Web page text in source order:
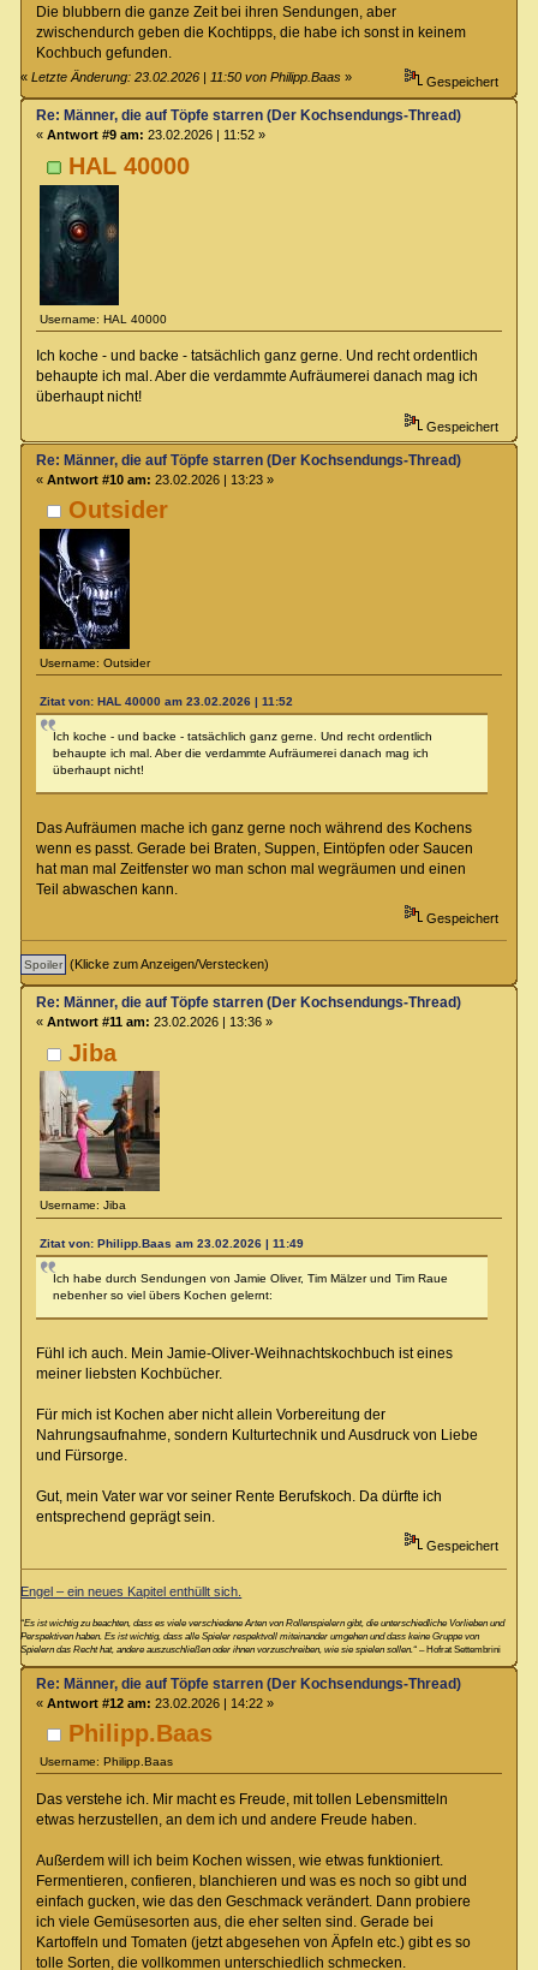
Die blubbern die ganze Zeit bei ihren Sendungen, aber
zwischendurch geben die Kochtipps, die habe ich sonst in keinem
Kochbuch gefunden.
«Letzte Änderung: 23.02.2026 | 11:50 von Philipp.Baas » Gespeichert
HAL 40000
Username: HAL 40000
Re: Männer, die auf Töpfe starren (Der Kochsendungs-Thread)
« Antwort #9 am: 23.02.2026 | 11:52 »
Ich koche - und backe - tatsächlich ganz gerne. Und recht ordentlich
behaupte ich mal. Aber die verdammte Aufräumerei danach mag ich
überhaupt nicht!
Gespeichert
Outsider
Username: Outsider
Re: Männer, die auf Töpfe starren (Der Kochsendungs-Thread)
« Antwort #10 am: 23.02.2026 | 13:23 »
Zitat von: HAL 40000 am 23.02.2026 | 11:52
Ich koche - und backe - tatsächlich ganz gerne. Und recht ordentlich
behaupte ich mal. Aber die verdammte Aufräumerei danach mag ich
überhaupt nicht!
Das Aufräumen mache ich ganz gerne noch während des Kochens
wenn es passt. Gerade bei Braten, Suppen, Eintöpfen oder Saucen
hat man mal Zeitfenster wo man schon mal wegräumen und einen
Teil abwaschen kann.
Gespeichert
(Klicke zum Anzeigen/Verstecken)
Jiba
Username: Jiba
Re: Männer, die auf Töpfe starren (Der Kochsendungs-Thread)
« Antwort #11 am: 23.02.2026 | 13:36 »
Zitat von: Philipp.Baas am 23.02.2026 | 11:49
Ich habe durch Sendungen von Jamie Oliver, Tim Mälzer und Tim Raue
nebenher so viel übers Kochen gelernt:
Fühl ich auch. Mein Jamie-Oliver-Weihnachtskochbuch ist eines
meiner liebsten Kochbücher.
Für mich ist Kochen aber nicht allein Vorbereitung der
Nahrungsaufnahme, sondern Kulturtechnik und Ausdruck von Liebe
und Fürsorge.
Gut, mein Vater war vor seiner Rente Berufskoch. Da dürfte ich
entsprechend geprägt sein.
Gespeichert
Engel – ein neues Kapitel enthüllt sich.
“Es ist wichtig zu beachten, dass es viele verschiedene Arten von Rollenspielern gibt, die unterschiedliche Vorlieben und
Perspektiven haben. Es ist wichtig, dass alle Spieler respektvoll miteinander umgehen und dass keine Gruppe von
Spielern das Recht hat, andere auszuschließen oder ihnen vorzuschreiben, wie sie spielen sollen.“ – Hofrat Settembrini
Philipp.Baas
Username: Philipp.Baas
Re: Männer, die auf Töpfe starren (Der Kochsendungs-Thread)
« Antwort #12 am: 23.02.2026 | 14:22 »
Das verstehe ich. Mir macht es Freude, mit tollen Lebensmitteln
etwas herzustellen, an dem ich und andere Freude haben.
Außerdem will ich beim Kochen wissen, wie etwas funktioniert.
Fermentieren, confieren, blanchieren und was es noch so gibt und
einfach gucken, wie das den Geschmack verändert. Dann probiere
ich viele Gemüsesorten aus, die eher selten sind. Gerade bei
Kartoffeln und Tomaten (jetzt abgesehen von Äpfeln etc.) gibt es so
tolle Sorten, die vollkommen unterschiedlich schmecken.